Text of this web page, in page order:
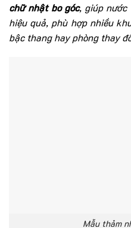
chữ nhật bo góc, giúp nước
hiệu quả, phù hợp nhiều
bậc thang hay phòng thay
Mẫu thảm